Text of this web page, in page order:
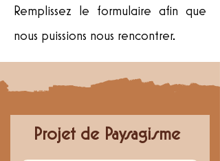
Remplissez le formulaire afin que
nous puissions nous rencontrer.
Projet de Paysagisme